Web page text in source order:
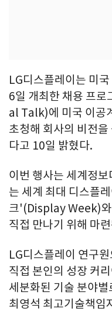
LG디스플레이는 미
6일 개최한 채용 프
al Talk)에 미국 이공
초청해 회사의 비전
다고 10일 밝혔다.
이번 행사는 세계정
는 세계 최대 디스플
크'(Display Week)와
직접 만나기 위해 마
LG디스플레이 연구
직접 본인의 성장 커
세분화된 기술 분야
최영석 최고기술책임